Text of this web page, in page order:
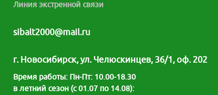
них созданы все
отдыху
Линия экстренной связи
sibalt2000@mail.ru
г. Новосибирск, ул. Челюскинцев, 36/1, оф. 202
Время работы: Пн-Пт: 10.00-18.30
в летний сезон (с 01.07 по 14.08):